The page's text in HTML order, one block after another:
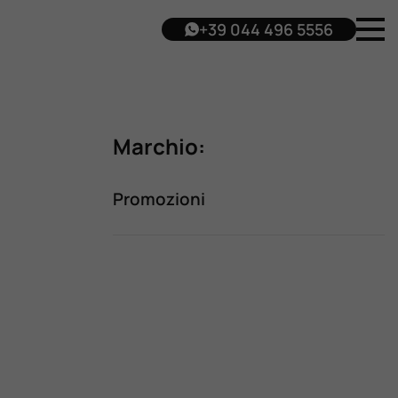
+39 044 496 5556
Marchio:
Promozioni